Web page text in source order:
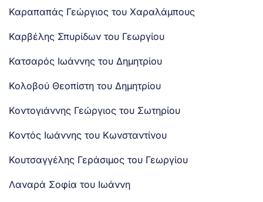
Καραπαπάς Γεώργιος του Χαραλάμπους
Καρβέλης Σπυρίδων του Γεωργίου
Κατσαρός Ιωάννης του Δημητρίου
Κολοβού Θεοπίστη του Δημητρίου
Κοντογιάννης Γεώργιος του Σωτηρίου
Κοντός Ιωάννης του Κωνσταντίνου
Κουτσαγγέλης Γεράσιμος του Γεωργίου
Λαναρά Σοφία του Ιωάννη